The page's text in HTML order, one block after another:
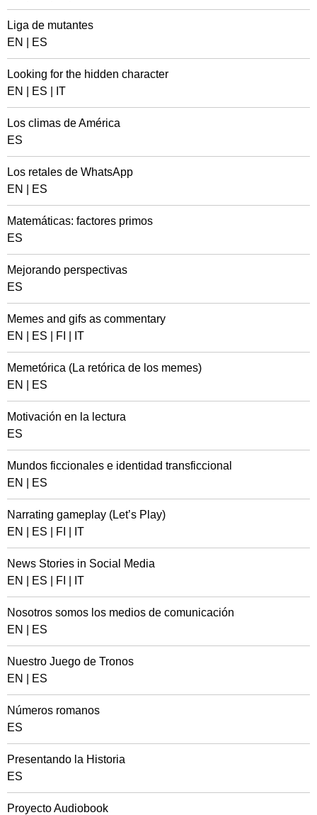
Liga de mutantes
EN
ES
Looking for the hidden character
EN
ES IT
Los climas de América
ES
Los retales de WhatsApp
EN
ES
Matemáticas: factores primos
ES
Mejorando perspectivas
ES
Memes and gifs as commentary
EN
ES FI IT
Memetórica (La retórica de los memes)
EN
ES
Motivación en la lectura
ES
Mundos ficcionales e identidad transficcional
EN
ES
Narrating gameplay (Let’s Play)
EN
ES FI IT
News Stories in Social Media
EN
ES FI IT
Nosotros somos los medios de comunicación
EN
ES
Nuestro Juego de Tronos
EN
ES
Números romanos
ES
Presentando la Historia
ES
Proyecto Audiobook